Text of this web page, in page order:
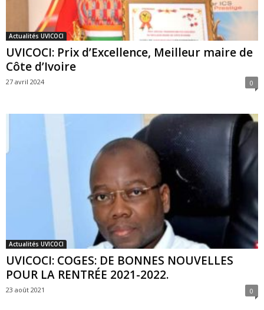
Actualités UVICOCI
UVICOCI: Prix d’Excellence, Meilleur maire de
Côte d’Ivoire
27 avril 2024 0
Actualités UVICOCI
UVICOCI: COGES: DE BONNES NOUVELLES
POUR LA RENTRÉE 2021-2022.
23 août 2021 0